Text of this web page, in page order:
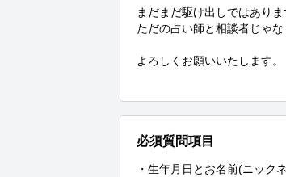
まだまだ駆け出しではあり
ただの占い師と相談者じゃ
よろしくお願いいたしま
必須質問項目
・生年月日とお名前(ニック